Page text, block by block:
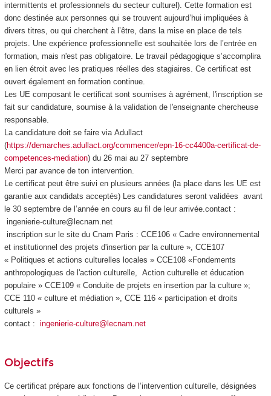
intermittents et professionnels du secteur culturel). Cette formation est
donc destinée aux personnes qui se trouvent aujourd’hui impliquées à
divers titres, ou qui cherchent à l’être, dans la mise en place de tels
projets. Une expérience professionnelle est souhaitée lors de l’entrée en
formation, mais n'est pas obligatoire. Le travail pédagogique s’accomplira
en lien étroit avec les pratiques réelles des stagiaires. Ce certificat est
ouvert également en formation continue.
Les UE composant le certificat sont soumises à agrément, l'inscription se
fait sur candidature, soumise à la validation de l'enseignante chercheuse
responsable.
La candidature doit se faire via Adullact
(https://demarches.adullact.org/commencer/epn-16-cc4400a-certificat-de-
competences-mediation) du 26 mai au 27 septembre
Merci par avance de ton intervention.
Le certificat peut être suivi en plusieurs années (la place dans les UE est
garantie aux candidats acceptés) Les candidatures seront validées avant
le 30 septembre de l’année en cours au fil de leur arrivée.contact :
ingenierie-culture@lecnam.net
inscription sur le site du Cnam Paris : CCE106 « Cadre environnemental
et institutionnel des projets d'insertion par la culture », CCE107
« Politiques et actions culturelles locales » CCE108 «Fondements
anthropologiques de l'action culturelle, Action culturelle et éducation
populaire » CCE109 « Conduite de projets en insertion par la culture »;
CCE 110 « culture et médiation », CCE 116 « participation et droits
culturels »
contact : ingenierie-culture@lecnam.net
Objectifs
Ce certificat prépare aux fonctions de l’intervention culturelle, désignées